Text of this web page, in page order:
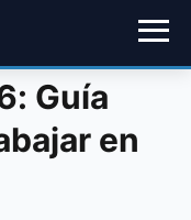
Guía
en